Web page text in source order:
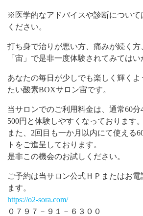
※医学的なアドバイスや診断について
ください。
打ち身で治りが悪い方、痛みが続く
「宙」で是非一度体験されてみてはい
あなたの毎日が少しでも楽しく輝くよ
たい酸素BOXサロン宙です。
当サロンでのご利用料金は、通常60分
500円と体験しやすくなっております。
また、2回目も一か月以内にて使える
トをご進呈しております。
是非この機会のお試しください。
ご予約は当サロン公式ＨＰまたはお電
ます。
https://o2-sora.com/
０７９７－９１－６３００